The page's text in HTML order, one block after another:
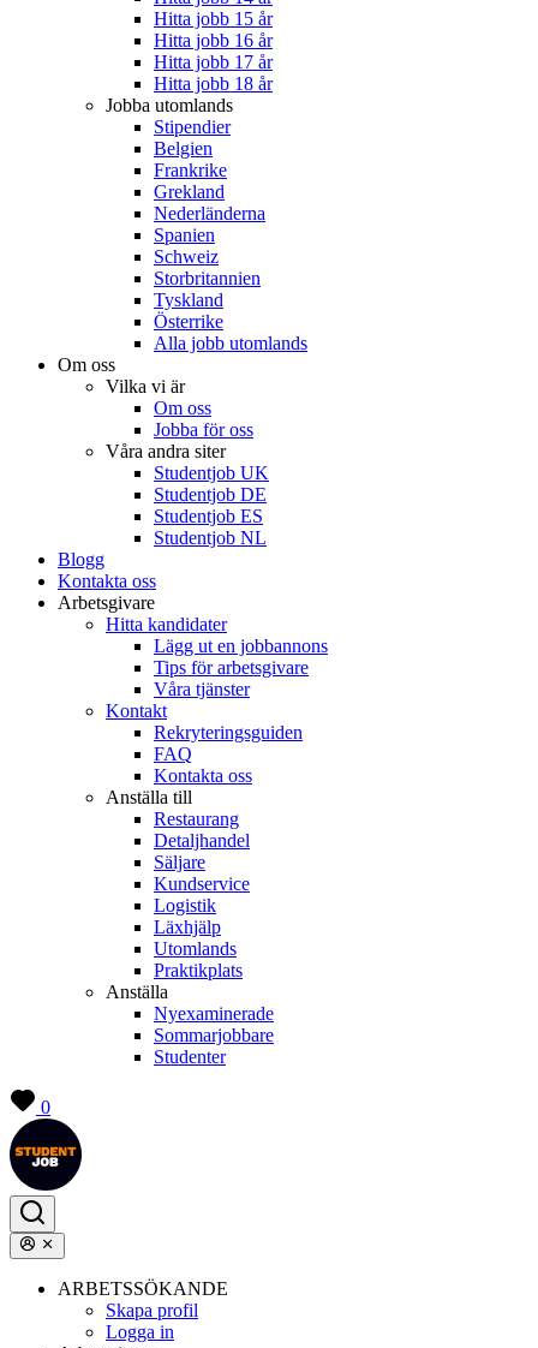
Hitta jobb 15 år
Hitta jobb 16 år
Hitta jobb 17 år
Hitta jobb 18 år
Jobba utomlands
Stipendier
Belgien
Frankrike
Grekland
Nederländerna
Spanien
Schweiz
Storbritannien
Tyskland
Österrike
Alla jobb utomlands
Om oss
Vilka vi är
Om oss
Jobba för oss
Våra andra siter
Studentjob UK
Studentjob DE
Studentjob ES
Studentjob NL
Blogg
Kontakta oss
Arbetsgivare
Hitta kandidater
Lägg ut en jobbannons
Tips för arbetsgivare
Våra tjänster
Kontakt
Rekryteringsguiden
FAQ
Kontakta oss
Anställa till
Restaurang
Detaljhandel
Säljare
Kundservice
Logistik
Läxhjälp
Utomlands
Praktikplats
Anställa
Nyexaminerade
Sommarjobbare
Studenter
0
ARBETSSÖKANDE
Skapa profil
Logga in